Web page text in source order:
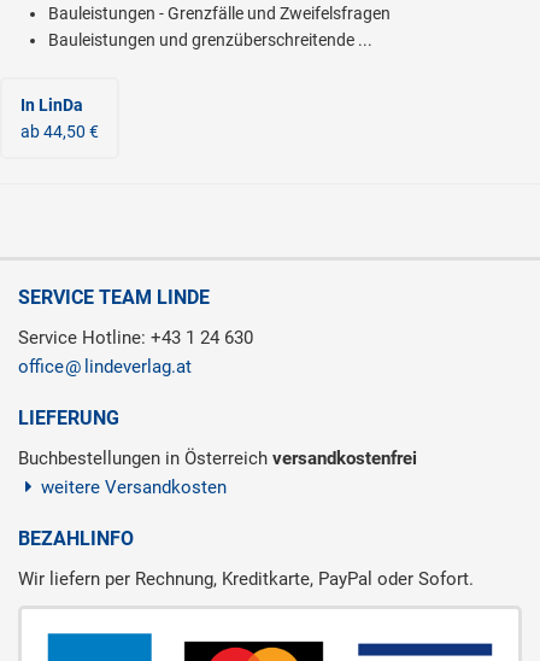
Bauleistungen - Grenzfälle und Zweifelsfragen
Bauleistungen und grenzüberschreitende ...
In LinDa
ab 44,50 €
SERVICE TEAM LINDE
Service Hotline: +43 1 24 630
office
lindeverlag.at
LIEFERUNG
Buchbestellungen in Österreich versandkostenfrei
weitere Versandkosten
BEZAHLINFO
Wir liefern per Rechnung, Kreditkarte, PayPal oder Sofort.